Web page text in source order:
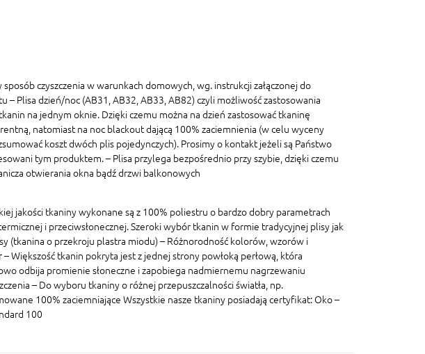
sposób czyszczenia w warunkach domowych, wg. instrukcji załączonej do
– Plisa dzień/noc (AB31, AB32, AB33, AB82) czyli możliwość zastosowania
na jednym oknie. Dzięki czemu można na dzień zastosować tkaninę
natomiast na noc blackout dającą 100% zaciemnienia (w celu wyceny
koszt dwóch plis pojedynczych). Prosimy o kontakt jeżeli są Państwo
tym produktem. – Plisa przylega bezpośrednio przy szybie, dzięki czemu
otwierania okna bądź drzwi balkonowych
jakości tkaniny wykonane są z 100% poliestru o bardzo dobry parametrach
i przeciwsłonecznej. Szeroki wybór tkanin w formie tradycyjnej plisy jak
(tkanina o przekroju plastra miodu) – Różnorodność kolorów, wzorów i
Większość tkanin pokryta jest z jednej strony powłoką perłową, która
odbija promienie słoneczne i zapobiega nadmiernemu nagrzewaniu
– Do wyboru tkaniny o różnej przepuszczalności światła, np.
100% zaciemniające Wszystkie nasze tkaniny posiadają certyfikat: Oko –
100